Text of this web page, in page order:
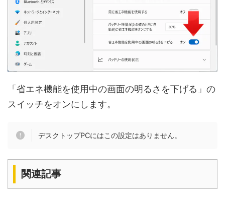
「省エネ機能を使用中の画面の明るさを下げる」の
スイッチをオンにします。
デスクトップPCにはこの設定はありません。
関連記事